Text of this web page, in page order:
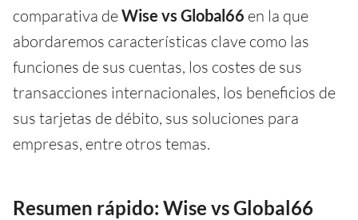
comparativa deWise vs Global66 en la que
abordaremos características clave como las
funciones de sus cuentas, los costes de sus
transacciones internacionales, los beneficios de
sus tarjetas de débito, sus soluciones para
empresas, entre otros temas.
Resumen rápido: Wise vs Global66